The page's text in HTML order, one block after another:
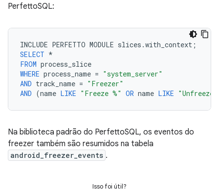
PerfettoSQL:
INCLUDE PERFETTO MODULE slices .with_context ;
SELECT *
FROM process_slice
WHERE process_name = "system_server"
AND track_name = "Freezer"
AND (name LIKE "Freeze %" OR name LIKE "Unfreeze
Na biblioteca padrão do PerfettoSQL, os eventos do
freezer também são resumidos na tabela
android_freezer_events .
Isso foi útil?